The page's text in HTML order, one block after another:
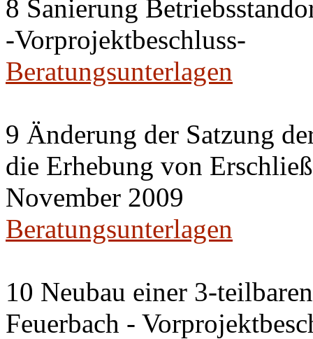
8 Sanierung
-Vorprojektbeschluss-
Beratungsunterlagen
9 Änderung der Satzung
die Erhebung von
November 2009
Beratungsunterlagen
10 Neubau einer 3-
Feuerbach -